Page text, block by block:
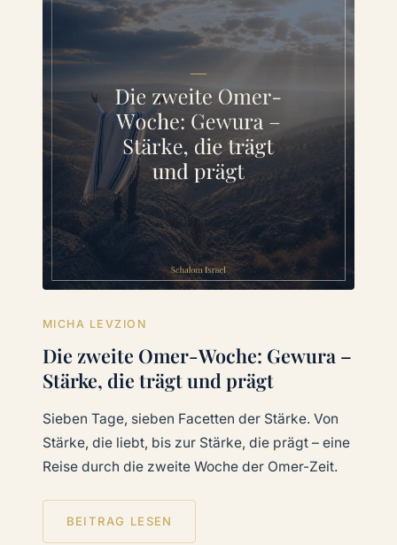
MICHA LEVZION
Die zweite Omer-Woche: Gewura –
Stärke, die trägt und prägt
Sieben Tage, sieben Facetten der Stärke. Von
Stärke, die liebt, bis zur Stärke, die prägt – eine
Reise durch die zweite Woche der Omer-Zeit.
BEITRAG LESEN